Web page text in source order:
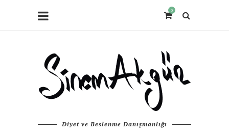
0
Diyet ve Beslenme Danışmanlığı